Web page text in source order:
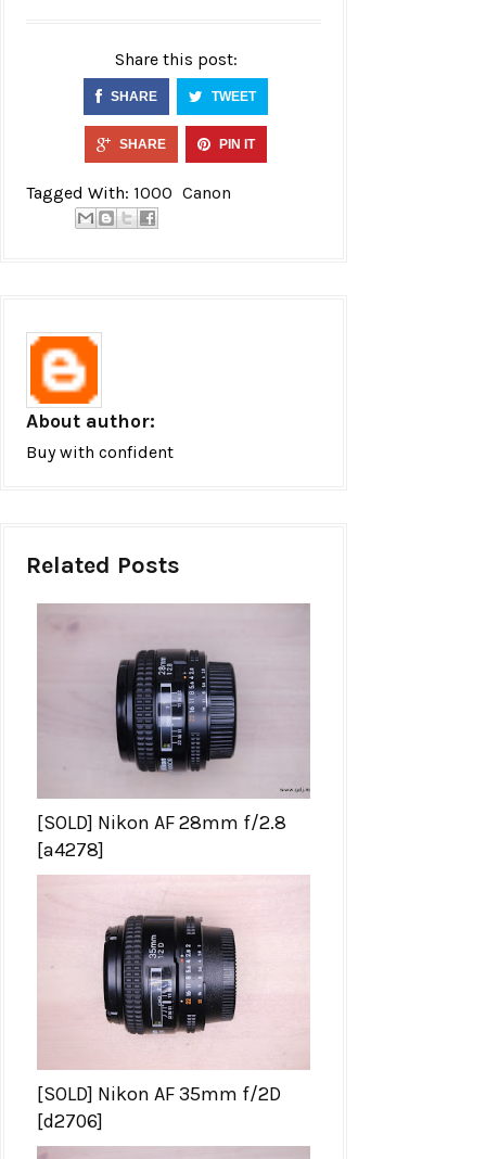
Share this post:
SHARE TWEET
SHARE PIN IT
Tagged With: 1000 Canon
About author:
Buy with confident
Related Posts
[SOLD] Nikon AF 28mm f/2.8
[a4278]
[SOLD] Nikon AF 35mm f/2D
[d2706]